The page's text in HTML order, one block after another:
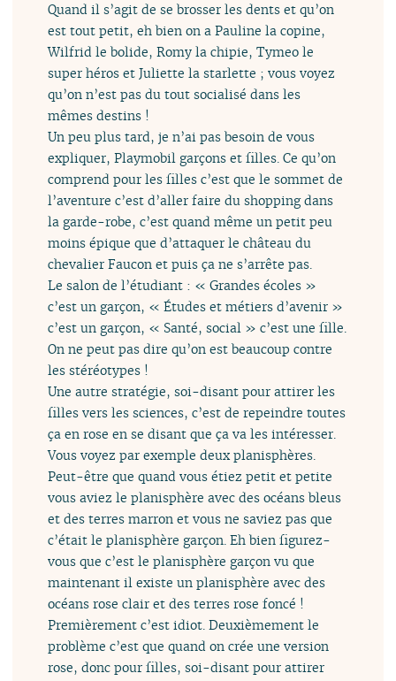
Quand il s’agit de se brosser les dents et qu’on
est tout petit, eh bien on a Pauline la copine,
Wilfrid le bolide, Romy la chipie, Tymeo le
super héros et Juliette la starlette ; vous voyez
qu’on n’est pas du tout socialisé dans les
mêmes destins !
Un peu plus tard, je n’ai pas besoin de vous
expliquer, Playmobil garçons et filles. Ce qu’on
comprend pour les filles c’est que le sommet de
l’aventure c’est d’aller faire du shopping dans
la garde-robe, c’est quand même un petit peu
moins épique que d’attaquer le château du
chevalier Faucon et puis ça ne s’arrête pas.
Le salon de l’étudiant : « Grandes écoles »
c’est un garçon, « Études et métiers d’avenir »
c’est un garçon, « Santé, social » c’est une fille.
On ne peut pas dire qu’on est beaucoup contre
les stéréotypes !
Une autre stratégie, soi-disant pour attirer les
filles vers les sciences, c’est de repeindre toutes
ça en rose en se disant que ça va les intéresser.
Vous voyez par exemple deux planisphères.
Peut-être que quand vous étiez petit et petite
vous aviez le planisphère avec des océans bleus
et des terres marron et vous ne saviez pas que
c’était le planisphère garçon. Eh bien figurez-
vous que c’est le planisphère garçon vu que
maintenant il existe un planisphère avec des
océans rose clair et des terres rose foncé !
Premièrement c’est idiot. Deuxièmement le
problème c’est que quand on crée une version
rose, donc pour filles, soi-disant pour attirer